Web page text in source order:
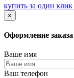
купить за один клик
×
Оформление заказа
Ваше имя
Ваш телефон